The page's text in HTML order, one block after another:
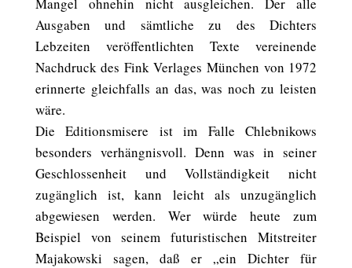
Ausgaben und sämtliche zu des Dichters
Lebzeiten veröffentlichten Texte vereinende
Nachdruck des Fink Verlages München von 1972
erinnerte gleichfalls an das, was noch zu leisten
wäre.
Die Editionsmisere ist im Falle Chlebnikows
besonders verhängnisvoll. Denn was in seiner
Geschlossenheit und Vollständigkeit nicht
zugänglich ist, kann leicht als unzugänglich
abgewiesen werden. Wer würde heute zum
Beispiel von seinem futuristischen Mitstreiter
Majakowski sagen, daß er „ein Dichter für